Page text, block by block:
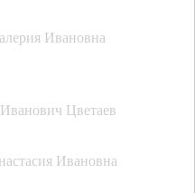
Ивановна
Цветаев
Ивановна